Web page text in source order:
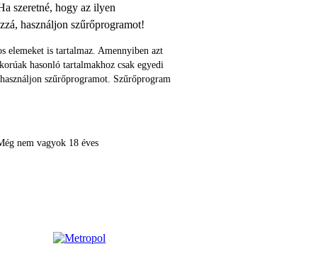
szeretné, hogy az ilyen
használjon szűrőprogramot!
elemeket is tartalmaz. Amennyiben azt
hasonló tartalmakhoz csak egyedi
szűrőprogramot. Szűrőprogram
nem vagyok 18 éves